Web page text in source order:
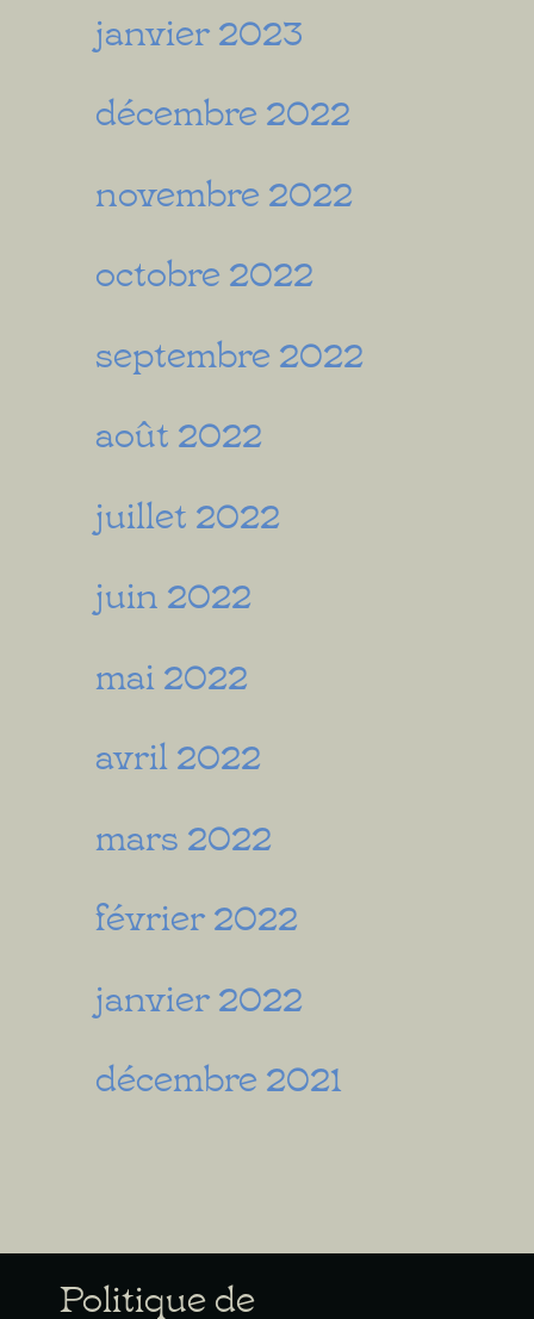
janvier 2023
décembre 2022
novembre 2022
octobre 2022
septembre 2022
août 2022
juillet 2022
juin 2022
mai 2022
avril 2022
mars 2022
février 2022
janvier 2022
décembre 2021
Politique de